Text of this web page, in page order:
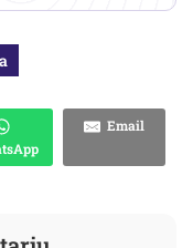
Email